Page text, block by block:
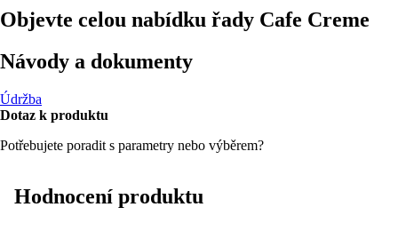
Objevte celou nabídku řady Cafe Creme
Návody a dokumenty
Údržba
Dotaz k produktu
Potřebujete poradit s parametry nebo výběrem?
Hodnocení produktu